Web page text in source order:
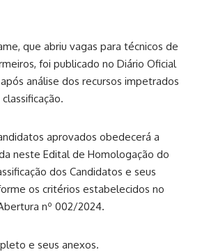
que abriu vagas para técnicos de
foi publicado no Diário Oficial
análise dos recursos impetrados
aprovados obedecerá a
neste Edital de Homologação do
dos Candidatos e seus
os critérios estabelecidos no
nº 002/2024.
e seus anexos.